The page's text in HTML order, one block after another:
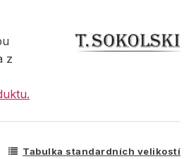
z
Tabulka standardních velikostí